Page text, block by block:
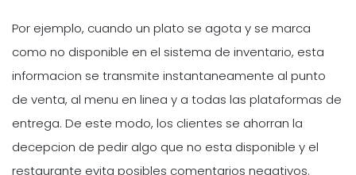
Por ejemplo, cuando un plato se agota y se marca
como no disponible en el sistema de inventario, esta
informacion se transmite instantaneamente al punto
de venta, al menu en linea y a todas las plataformas de
entrega. De este modo, los clientes se ahorran la
decepcion de pedir algo que no esta disponible y el
restaurante evita posibles comentarios negativos.